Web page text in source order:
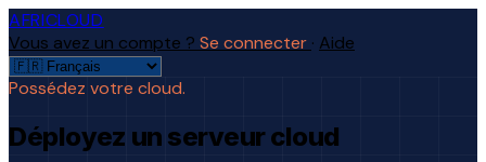
AFRICLOUD
Vous avez un compte ? Se connecter · Aide
Possédez votre cloud.
Déployez un serveur cloud